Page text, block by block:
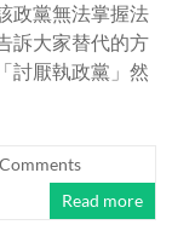
政黨無法掌握法
訴大家替代的方
討厭執政黨」然
Read more